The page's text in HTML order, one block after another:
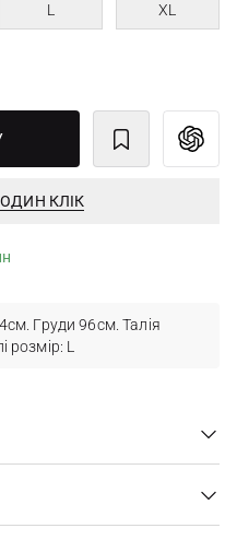
L XL
КЛІК
Груди 96см. Талія
розмір: L